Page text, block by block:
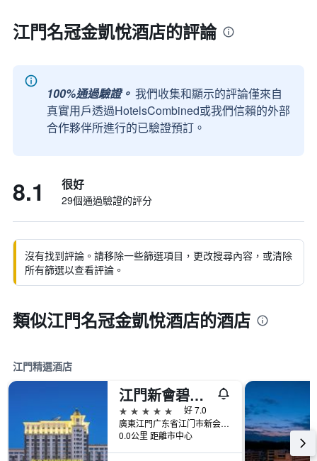
江門名冠金凱悅酒店的評論
100%通過驗證。 我們收集和顯示的評論僅來自
真實用戶透過HotelsCombined或我們信賴的外部
合作夥伴所進行的已驗證預訂。
8.1 很好
29個通過驗證的評分
沒有找到評論。請移除一些篩選項目，更改搜尋內容，或清除
所有篩選以查看評論。
類似江門名冠金凱悅酒店的酒店
江門精選酒店
江門新會碧桂園鳳凰酒店
5星級
好 7.0
廣東江門广东省江门市新会区会城镇新港大道北1号新会碧桂园内
0.0公里 距離市中心